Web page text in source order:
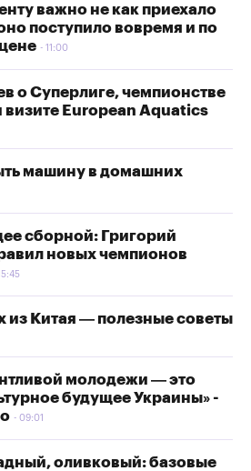
важно не как приехало
поступило вовремя и по
11:00
о Суперлиге, чемпионстве
визите European Aquatics
машину в домашних
сборной: Григорий
новых чемпионов
из Китая — полезные советы
молодежи — это
будущее Украины» -
09:01
оливковый: базовые